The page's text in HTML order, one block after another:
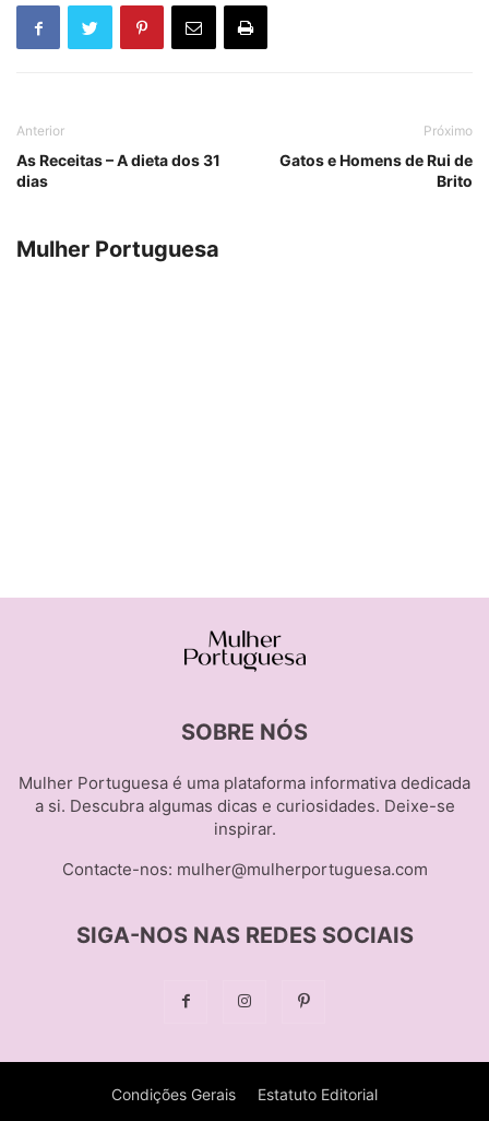
Anterior
As Receitas – A dieta dos 31
dias
Próximo
Gatos e Homens de Rui de
Brito
Mulher Portuguesa
SOBRE NÓS
Mulher Portuguesa é uma plataforma informativa dedicada
a si. Descubra algumas dicas e curiosidades. Deixe-se
inspirar.
Contacte-nos: mulher@mulherportuguesa.com
SIGA-NOS NAS REDES SOCIAIS
Condições Gerais Estatuto Editorial